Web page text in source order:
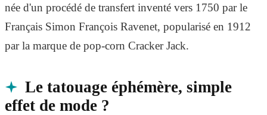
née d'un procédé de transfert inventé vers 1750 par le
Français Simon François Ravenet, popularisé en 1912
par la marque de pop-corn Cracker Jack.
Le tatouage éphémère, simple
effet de mode ?